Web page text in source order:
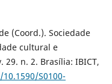
(Coord.). Sociedade
cultural e
29. n. 2. Brasília: IBICT,
S0100-